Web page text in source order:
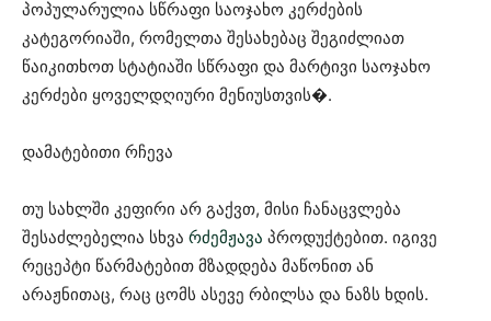
პოპულარულია სწრაფი საოჯახო კერძების
კატეგორიაში, რომელთა შესახებაც შეგიძლიათ
წაიკითხოთ სტატიაში სწრაფი და მარტივი საოჯახო
კერძები ყოველდღიური მენიუსთვის⁠�.
დამატებითი რჩევა
თუ სახლში კეფირი არ გაქვთ, მისი ჩანაცვლება
შესაძლებელია სხვა რძემჟავა პროდუქტებით. იგივე
რეცეპტი წარმატებით მზადდება მაწონით ან
არაჟნითაც, რაც ცომს ასევე რბილსა და ნაზს ხდის.